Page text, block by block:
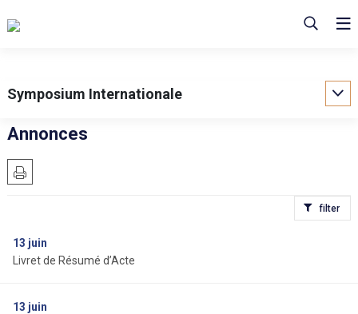
Symposium Internationale
Annonces
filter
13 juin
Livret de Résumé d’Acte
13 juin